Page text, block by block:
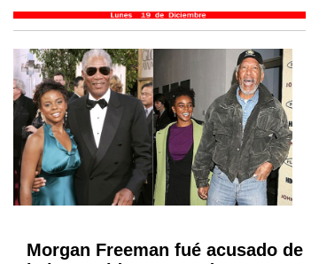
Morgan Freeman fué acusado de